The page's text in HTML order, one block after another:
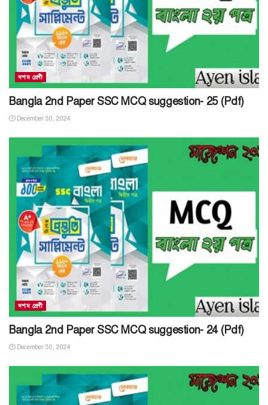
দশম শ্রেণী
Bangla 2nd Paper SSC MCQ suggestion- 25 (Pdf)
December 30, 2024
দশম শ্রেণী
Bangla 2nd Paper SSC MCQ suggestion- 24 (Pdf)
December 30, 2024